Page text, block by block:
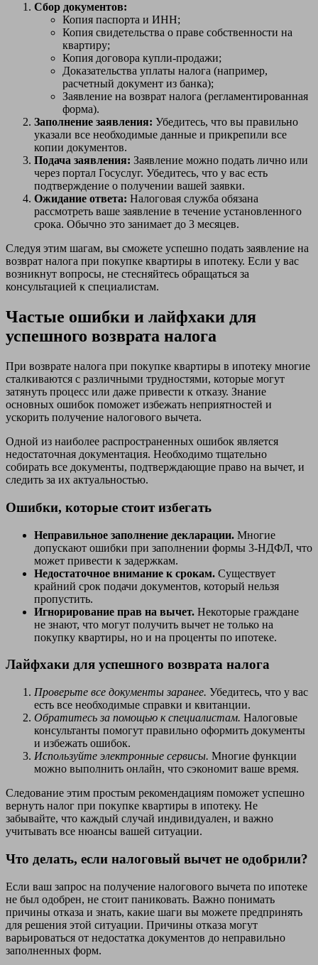
Сбор документов:
Копия паспорта и ИНН;
Копия свидетельства о праве собственности на
квартиру;
Копия договора купли-продажи;
Доказательства уплаты налога (например,
расчетный документ из банка);
Заявление на возврат налога (регламентированная
форма).
Заполнение заявления: Убедитесь, что вы правильно
указали все необходимые данные и прикрепили все
копии документов.
Подача заявления: Заявление можно подать лично или
через портал Госуслуг. Убедитесь, что у вас есть
подтверждение о получении вашей заявки.
Ожидание ответа: Налоговая служба обязана
рассмотреть ваше заявление в течение установленного
срока. Обычно это занимает до 3 месяцев.
Следуя этим шагам, вы сможете успешно подать заявление на
возврат налога при покупке квартиры в ипотеку. Если у вас
возникнут вопросы, не стесняйтесь обращаться за
консультацией к специалистам.
Частые ошибки и лайфхаки для
успешного возврата налога
При возврате налога при покупке квартиры в ипотеку многие
сталкиваются с различными трудностями, которые могут
затянуть процесс или даже привести к отказу. Знание
основных ошибок поможет избежать неприятностей и
ускорить получение налогового вычета.
Одной из наиболее распространенных ошибок является
недостаточная документация. Необходимо тщательно
собирать все документы, подтверждающие право на вычет, и
следить за их актуальностью.
Ошибки, которые стоит избегать
Неправильное заполнение декларации. Многие
допускают ошибки при заполнении формы 3-НДФЛ, что
может привести к задержкам.
Недостаточное внимание к срокам. Существует
крайний срок подачи документов, который нельзя
пропустить.
Игнорирование прав на вычет. Некоторые граждане
не знают, что могут получить вычет не только на
покупку квартиры, но и на проценты по ипотеке.
Лайфхаки для успешного возврата налога
Проверьте все документы заранее. Убедитесь, что у вас
есть все необходимые справки и квитанции.
Обратитесь за помощью к специалистам. Налоговые
консультанты помогут правильно оформить документы
и избежать ошибок.
Используйте электронные сервисы. Многие функции
можно выполнить онлайн, что сэкономит ваше время.
Следование этим простым рекомендациям поможет успешно
вернуть налог при покупке квартиры в ипотеку. Не
забывайте, что каждый случай индивидуален, и важно
учитывать все нюансы вашей ситуации.
Что делать, если налоговый вычет не одобрили?
Если ваш запрос на получение налогового вычета по ипотеке
не был одобрен, не стоит паниковать. Важно понимать
причины отказа и знать, какие шаги вы можете предпринять
для решения этой ситуации. Причины отказа могут
варьироваться от недостатка документов до неправильно
заполненных форм.